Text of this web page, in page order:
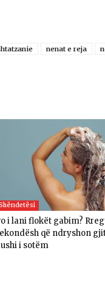
nenat e reja
i lani flokët gabim?
që ndryshon
i sotëm